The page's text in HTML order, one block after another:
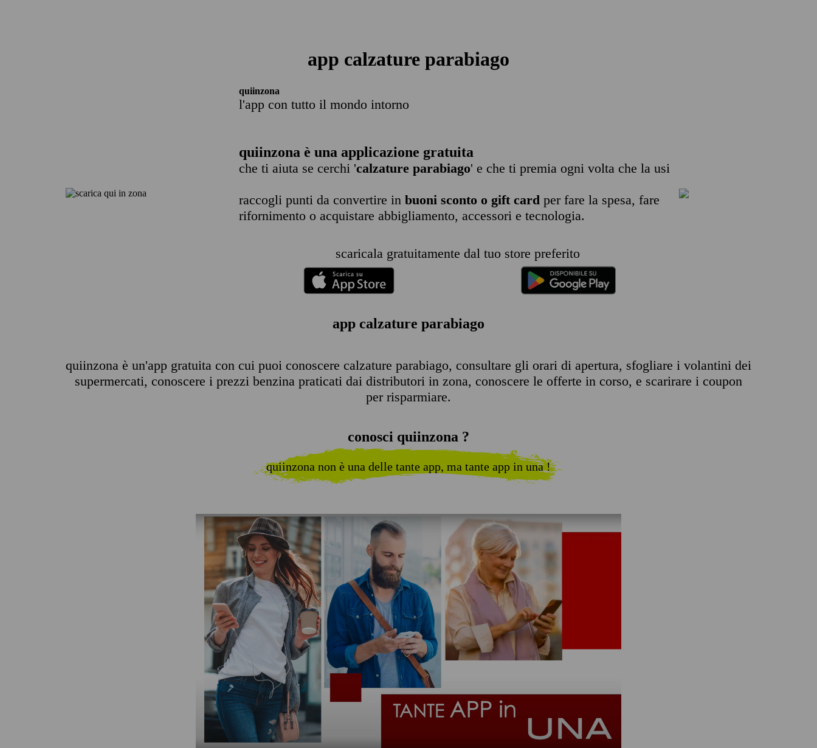
app calzature parabiago
quiinzona
l'app con tutto il mondo intorno
quiinzona è una applicazione gratuita
che ti aiuta se cerchi 'calzature parabiago' e che ti premia ogni volta che la usi
raccogli punti da convertire in buoni sconto o gift card per fare la spesa, fare
rifornimento o acquistare abbigliamento, accessori e tecnologia.
scaricala gratuitamente dal tuo store preferito
app calzature parabiago
quiinzona è un'app gratuita con cui puoi conoscere calzature parabiago, consultare gli orari di apertura, sfogliare i volantini dei
supermercati, conoscere i prezzi benzina praticati dai distributori in zona, conoscere le offerte in corso, e scarirare i coupon
per risparmiare.
conosci quiinzona ?
quiinzona non è una delle tante app, ma tante app in una !